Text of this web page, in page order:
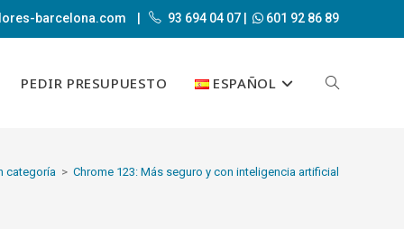
barcelona.com 93 694 04 07 601 92 86 89
PEDIR PRESUPUESTO ESPAÑOL ALTERNAR
BÚSQUEDA
categoría > Chrome 123: Más seguro y con inteligencia artificial